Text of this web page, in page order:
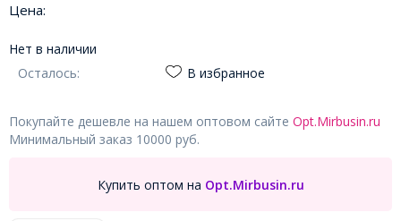
Цена:
Нет в наличии
Осталось:
В избранное
Покупайте дешевле на нашем оптовом сайте Opt.Mirbusin.ru
Минимальный заказ 10000 руб.
Купить оптом на Opt.Mirbusin.ru